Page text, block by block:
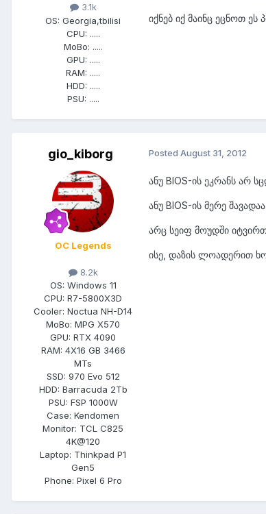
3.1k
OS: Georgia,tbilisi
CPU: .....
MoBo: .....
GPU: .....
RAM: .....
HDD: .....
PSU: .....
იქნებ იქ მაინც ეცნოთ ეს
gio_kiborg
OC Legends
8.2k
OS: Windows 11
CPU: R7-5800X3D
Cooler: Noctua NH-D14
MoBo: MPG X570
GPU: RTX 4090
RAM: 4X16 GB 3466
MTs
SSD: 970 Evo 512
HDD: Barracuda 2Tb
PSU: FSP 1000W
Case: Kendomen
Monitor: TCL C825
4K@120
Laptop: Thinkpad P1
Gen5
Phone: Pixel 6 Pro
Posted August 31, 2012
ანუ BIOS-ის ეკრანს არ
ანუ BIOS-ის მერე
არც სეიფ მოუდში
ისე, დაზის ლოადერით